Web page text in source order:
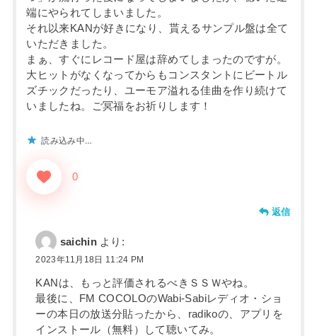
端にやられてしまいました。
それ以来KANが好きになり、貰えるサンプル盤は全て
いただきました。
まぁ、すぐにレコード屋は辞めてしまったのですが。
大ヒットがなくなってからもコンスタントにビートル
ズチックだったり、ユーモア溢れる佳曲を作り続けて
いましたね。ご冥福をお祈りします！
読み込み中…
0
返信
saichin より:
2023年11月18日 11:24 PM
KANは、もっと評価されるべきＳＳＷやね。
最後に、FM COCOLOのWabi-Sabiレディオ・ショ
ーの本日の放送分貼ったから、radikoの、アプリを
インストール（無料）して聴いてみ。